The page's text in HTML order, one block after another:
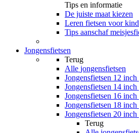
Tips en informatie
De juiste maat kiezen
Leren fietsen voor
Tips aanschaf
Jongensfietsen
Terug
Alle jongensfietsen
Jongensfietsen 12
Jongensfietsen 14
Jongensfietsen 16
Jongensfietsen 18
Jongensfietsen 20
Terug